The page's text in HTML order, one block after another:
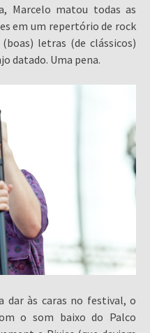
Marcelo matou todas as
em um repertório de rock
letras (de clássicos)
datado. Uma pena.
dar às caras no festival, o
o som baixo do Palco